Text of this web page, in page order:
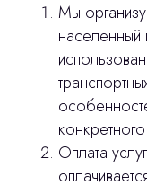
Мы
населенный
Оплата